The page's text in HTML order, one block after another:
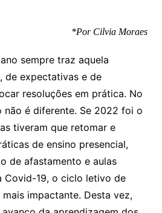
*Por Cilvia Moraes
sempre traz aquela
de expectativas e de
resoluções em prática. No
não é diferente. Se 2022 foi o
tiveram que retomar e
de ensino presencial,
de afastamento e aulas
Covid-19, o ciclo letivo de
impactante. Desta vez,